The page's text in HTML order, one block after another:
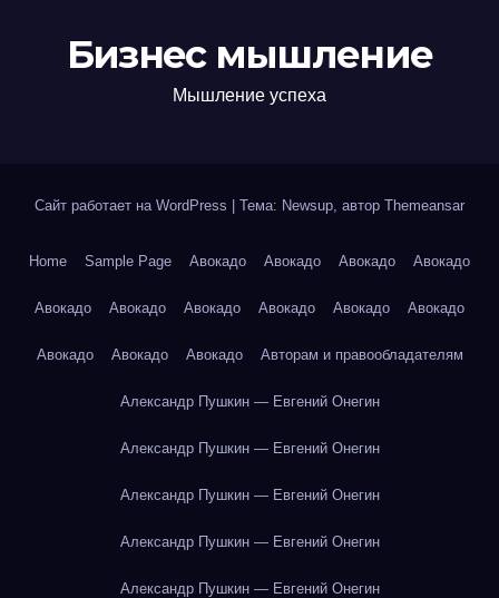
Бизнес мышление
Мышление успеха
Сайт работает на WordPress Тема: Newsup, автор Themeansar
Home Sample Page Авокадо Авокадо Авокадо Авокадо
Авокадо Авокадо Авокадо Авокадо Авокадо Авокадо
Авокадо Авокадо Авокадо Авторам и правообладателям
Александр Пушкин — Евгений Онегин
Александр Пушкин — Евгений Онегин
Александр Пушкин — Евгений Онегин
Александр Пушкин — Евгений Онегин
Александр Пушкин — Евгений Онегин